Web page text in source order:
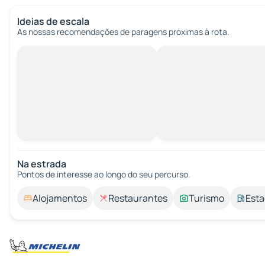
Ideias de escala
As nossas recomendações de paragens próximas à rota.
Na estrada
Pontos de interesse ao longo do seu percurso.
Alojamentos Restaurantes Turismo